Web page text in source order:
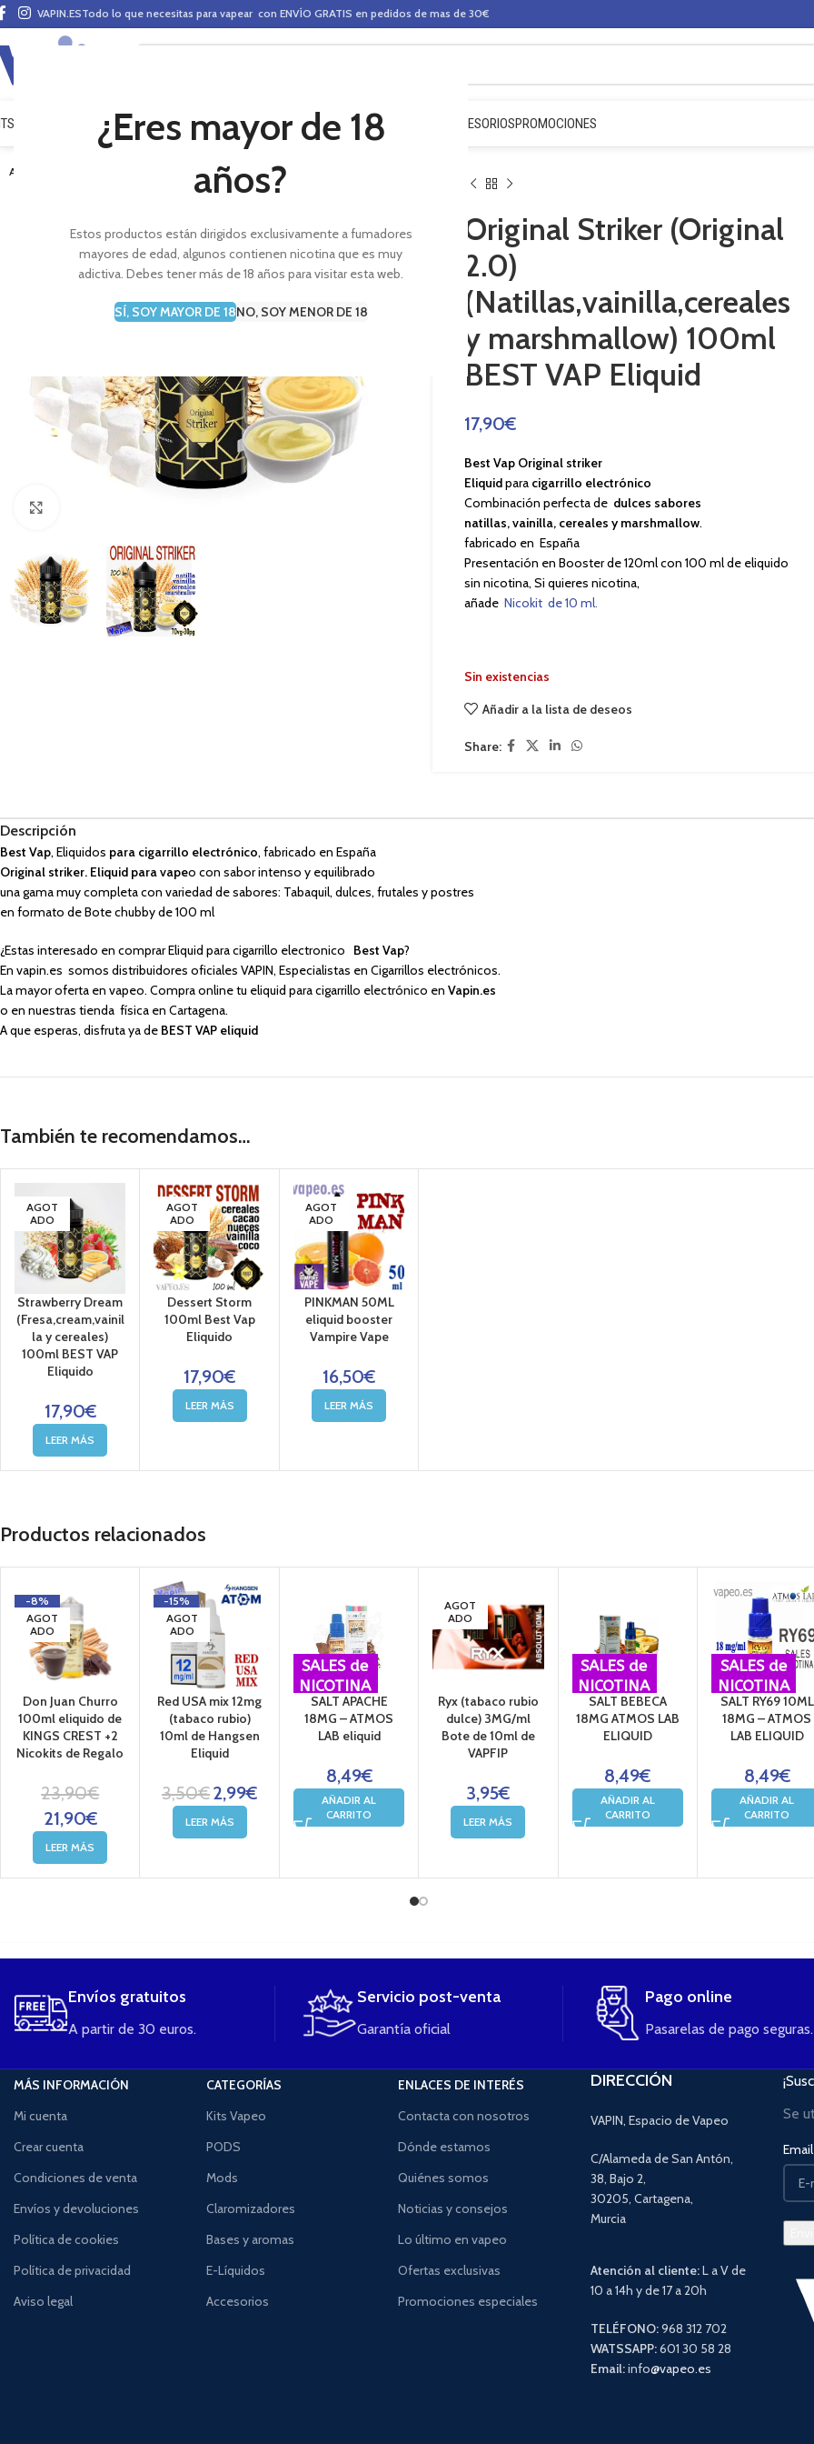
¿Eres mayor de 18
años?
Estos productos están dirigidos exclusivamente a fumadores
mayores de edad, algunos contienen nicotina que es muy
adictiva. Debes tener más de 18 años para visitar esta web.
SÍ, SOY MAYOR DE 18NO, SOY MENOR DE 18
VAPIN.ESTodo lo que necesitas para vapear con ENVÍO GRATIS en pedidos de mas de 30€
VAPEO MODS CLAROMIZADORES BASES Y AROMAS (ALQUIMIA) ACCESORIOSPROMOCIONES
AGOTADO
Original Striker (Original
2.0)
(Natillas,vainilla,cereales
y marshmallow) 100ml
BEST VAP Eliquid
17,90€
Best Vap Original striker
Eliquidpara cigarrillo electrónico
Combinación perfecta de dulces sabores
natillas, vainilla, cereales y marshmallow.
fabricado en España
Presentación en Booster de 120ml con 100 ml de eliquido
sin nicotina, Si quieres nicotina,
añade Nicokit de 10 ml.
Sin existencias
Añadir a la lista de deseos
Share:
Descripción
Best Vap, Eliquidos para cigarrillo electrónico, fabricado en España
Original striker. Eliquid para vapeo con sabor intenso y equilibrado
una gama muy completa con variedad de sabores: Tabaquil, dulces, frutales y postres
en formato de Bote chubby de 100 ml
¿Estas interesado en comprar Eliquid para cigarrillo electronico Best Vap?
En vapin.es somos distribuidores oficiales VAPIN, Especialistas en Cigarrillos electrónicos.
La mayor oferta en vapeo. Compra online tu eliquid para cigarrillo electrónico en Vapin.es
o en nuestras tienda física en Cartagena.
A que esperas, disfruta ya de BEST VAP eliquid
También te recomendamos…
AGOT
ADO
Strawberry Dream
(Fresa,cream,vainil
la y cereales)
100ml BEST VAP
Eliquido
17,90€
LEER MÁS
AGOT
ADO
Dessert Storm
100ml Best Vap
Eliquido
17,90€
LEER MÁS
AGOT
ADO
PINKMAN 50ML
eliquid booster
Vampire Vape
16,50€
LEER MÁS
Productos relacionados
-8%
AGOT
ADO
Don Juan Churro
100ml eliquido de
KINGS CREST +2
Nicokits de Regalo
23,90€
21,90€
LEER MÁS
-15%
AGOT
ADO
Red USA mix 12mg
(tabaco rubio)
10ml de Hangsen
Eliquid
3,50€2,99€
LEER MÁS
SALES de
NICOTINA
SALT APACHE
18MG – ATMOS
LAB eliquid
8,49€
AÑADIR AL
CARRITO
AGOT
ADO
Ryx (tabaco rubio
dulce) 3MG/ml
Bote de 10ml de
VAPFIP
3,95€
LEER MÁS
SALES de
NICOTINA
SALT BEBECA
18MG ATMOS LAB
ELIQUID
8,49€
AÑADIR AL
CARRITO
SALES de
NICOTINA
SALT RY69 10ML
18MG – ATMOS
LAB ELIQUID
8,49€
AÑADIR AL
CARRITO
Envíos gratuitos
A partir de 30 euros.
Servicio post-venta
Garantía oficial
Pago online
Pasarelas de pago seguras.
MÁS INFORMACIÓN
Mi cuenta
Crear cuenta
Condiciones de venta
Envíos y devoluciones
Política de cookies
Política de privacidad
Aviso legal
CATEGORÍAS
Kits Vapeo
PODS
Mods
Claromizadores
Bases y aromas
E-Líquidos
Accesorios
ENLACES DE INTERÉS
Contacta con nosotros
Dónde estamos
Quiénes somos
Noticias y consejos
Lo último en vapeo
Ofertas exclusivas
Promociones especiales
DIRECCIÓN
VAPIN, Espacio de Vapeo
C/Alameda de San Antón,
38, Bajo 2,
30205, Cartagena,
Murcia
Atención al cliente:L a V de
10 a 14h y de 17 a 20h
TELÉFONO:968 312 702
WATSSAPP:601 30 58 28
Email:info@vapeo.es
Se
Email